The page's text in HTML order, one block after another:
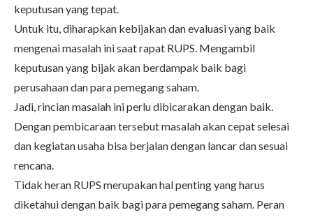
keputusan yang tepat.
Untuk itu, diharapkan kebijakan dan evaluasi yang baik
mengenai masalah ini saat rapat RUPS. Mengambil
keputusan yang bijak akan berdampak baik bagi
perusahaan dan para pemegang saham.
Jadi, rincian masalah ini perlu dibicarakan dengan baik.
Dengan pembicaraan tersebut masalah akan cepat selesai
dan kegiatan usaha bisa berjalan dengan lancar dan sesuai
rencana.
Tidak heran RUPS merupakan hal penting yang harus
diketahui dengan baik bagi para pemegang saham. Peran